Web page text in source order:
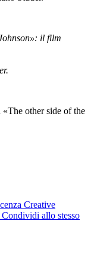
il film
other side of the
Creative
allo stesso